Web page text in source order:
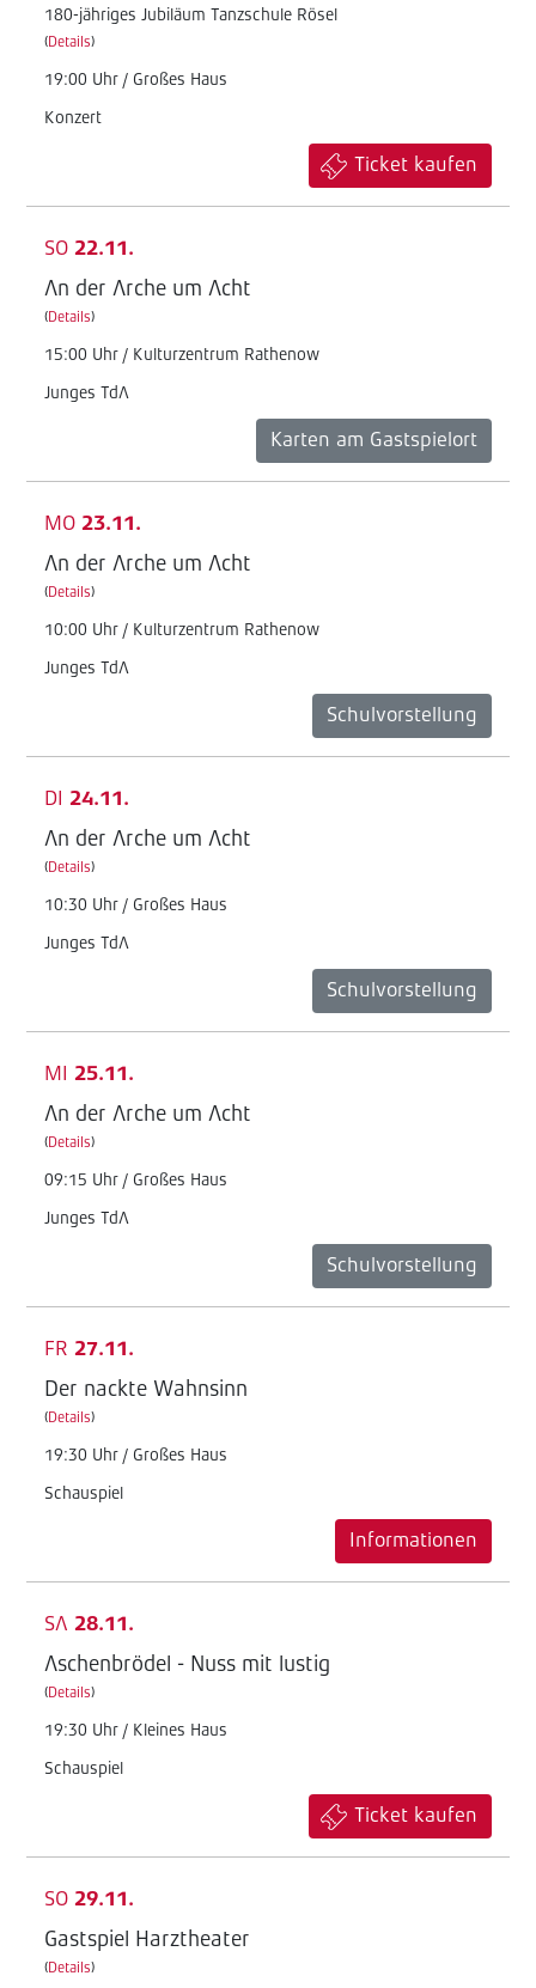
180-jähriges Jubiläum Tanzschule Rösel
(Details)
19:00 Uhr / Großes Haus
Konzert
Ticket kaufen
SO 22.11.
An der Arche um Acht
(Details)
15:00 Uhr / Kulturzentrum Rathenow
Junges TdA
Karten am Gastspielort
MO 23.11.
An der Arche um Acht
(Details)
10:00 Uhr / Kulturzentrum Rathenow
Junges TdA
Schulvorstellung
DI 24.11.
An der Arche um Acht
(Details)
10:30 Uhr / Großes Haus
Junges TdA
Schulvorstellung
MI 25.11.
An der Arche um Acht
(Details)
09:15 Uhr / Großes Haus
Junges TdA
Schulvorstellung
FR 27.11.
Der nackte Wahnsinn
(Details)
19:30 Uhr / Großes Haus
Schauspiel
Informationen
SA 28.11.
Aschenbrödel - Nuss mit lustig
(Details)
19:30 Uhr / Kleines Haus
Schauspiel
Ticket kaufen
SO 29.11.
Gastspiel Harztheater
(Details)